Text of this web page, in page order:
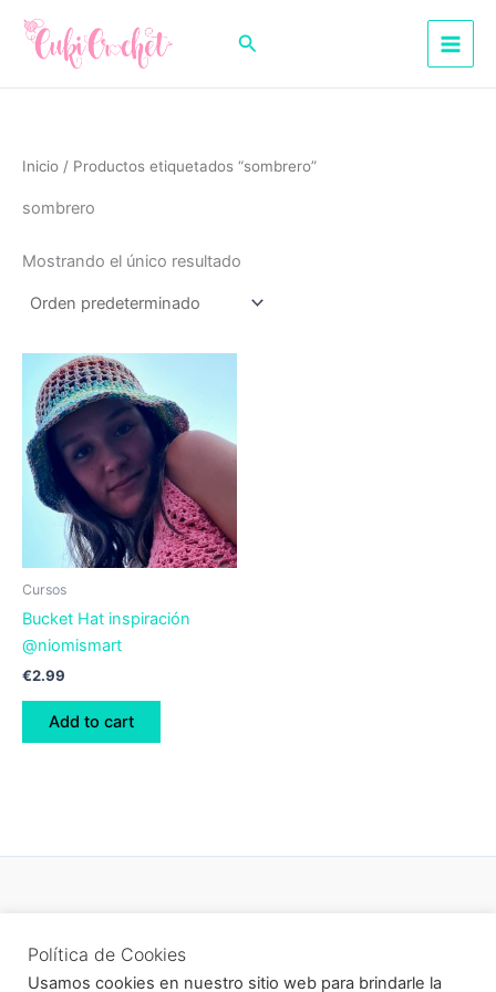
contenido
Buscar
Inicio / Productos etiquetados “sombrero”
sombrero
Mostrando el único resultado
Cursos
Bucket Hat inspiración
@niomismart
€2.99
Add to cart
Política de Cookies
Usamos cookies en nuestro sitio web para brindarle la